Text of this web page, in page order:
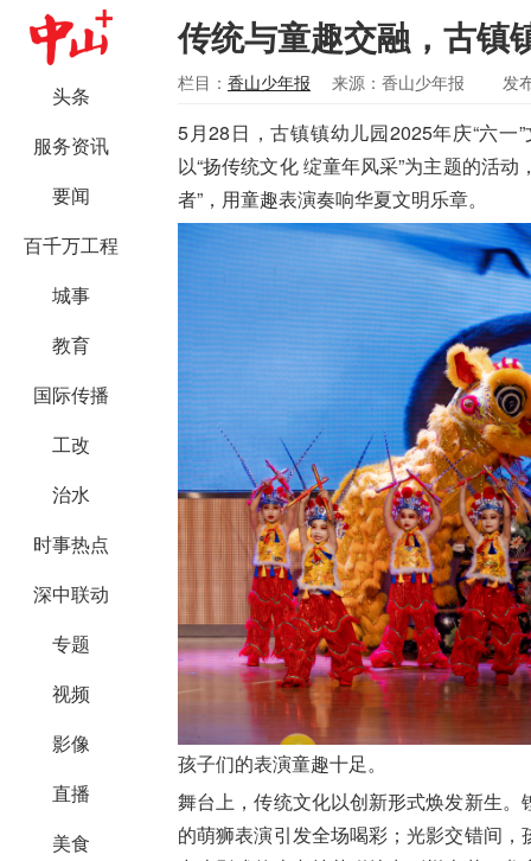
头条
服务资讯
要闻
百千万工程
城事
教育
国际传播
工改
治水
时事热点
深中联动
专题
视频
影像
直播
美食
传统与童趣交融，古镇
栏目： 香山少年报 来源：香山少年报 发
5月28日，古镇镇幼儿园2025年庆“六
以“扬传统文化 绽童年风采”为主题的活
者”，用童趣表演奏响华夏文明乐章。
孩子们的表演童趣十足。
舞台上，传统文化以创新形式焕发新生
的萌狮表演引发全场喝彩；光影交错间